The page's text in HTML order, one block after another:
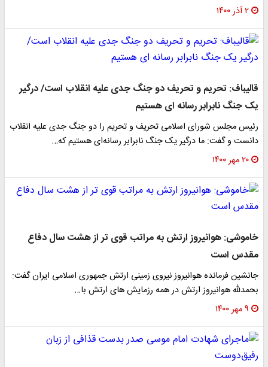
۲ آذر ۱۴۰۰
قالیباف: تحریم و تحریف دو جنگ جدی علیه انقلاب است/ درگیر
یک جنگ نابرابر رسانه ای هستیم
رئیس مجلس شورای اسلامی تحریف و تحریم را دو جنگ جدی علیه انقلاب
دانست و گفت: ما درگیر یک جنگ نابرابر رسانه‌ای هستیم که…
۲۰ مهر ۱۴۰۰
خاموشی: هوانیروز ارتش به مراتب قوی تر از هشت سال دفاع
مقدس است
جانشین فرمانده هوانیروز نیروی زمینی ارتش جمهوری اسلامی ایران گفت:
بحمدلله هوانیروز ارتش در همه رزمایش های ارتش با…
۹ مهر ۱۴۰۰